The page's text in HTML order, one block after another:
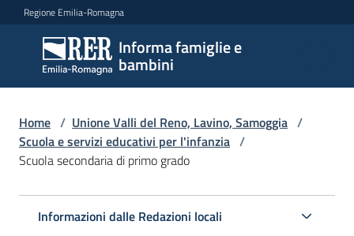
Vai al contenuto
Vai alla navigazione
Vai al footer
Regione Emilia-Romagna
Informa famiglie e
bambini
Informa
famiglie
e
bambini
Home / Unione Valli del Reno, Lavino, Samoggia /
Scuola e servizi educativi per l'infanzia /
Scuola secondaria di primo grado
Informazioni dalle Redazioni locali